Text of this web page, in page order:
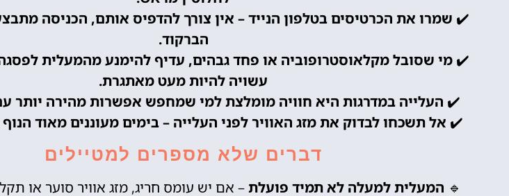
✔️ שמרו את הכרטיסים בטלפון הנייד – אין צורך להדפיס אותם, הכניסה
הברקוד.
✔️ מי שסובל מקלאוסטרופוביה או פחד גבהים, עדיף להימנע מהמעלית
עשויה להיות מעט מאתגרת.
✔️ העלייה במדרגות היא חוויה מומלצת למי שמחפש אפשרות מהירה יותר
✔️ אל תשכחו לבדוק את מזג האוויר לפני העלייה – בימים מעוננים מאוד
דברים שלא מספרים למטיילים
🔹 המעלית למעלה לא תמיד פועלת– אם יש עומס חריג, מזג אוויר סוער או